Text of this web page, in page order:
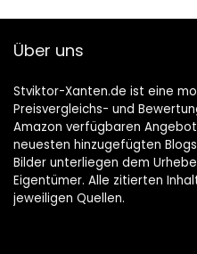
Über uns
Stviktor-Xanten.de ist eine
Preisvergleichs- und
Amazon verfügbaren
neuesten hinzugefügten
Bilder unterliegen dem
Eigentümer. Alle zitierten
jeweiligen Quellen.